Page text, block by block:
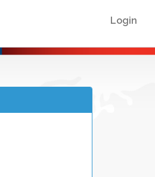
Login